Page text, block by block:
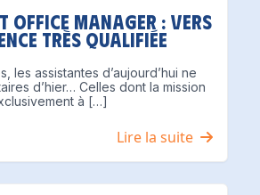
Office Manager : vers
très qualifiée
les assistantes d’aujourd’hui ne
d’hier… Celles dont la mission
à […]
Lire la suite